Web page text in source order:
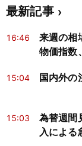
最新記事
16:46
来週の相
物価指数
15:04 国内外の
15:03
為替週間
入による